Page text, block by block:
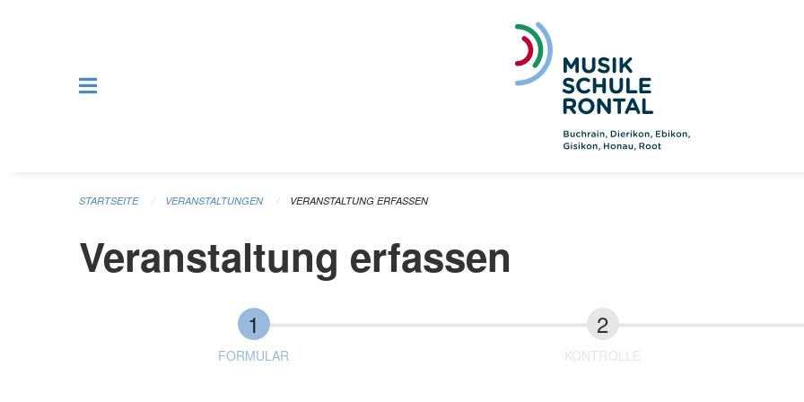
STARTSEITE VERANSTALTUNGEN VERANSTALTUNG ERFASSEN
Veranstaltung erfassen
FORMULAR KONTROLLE